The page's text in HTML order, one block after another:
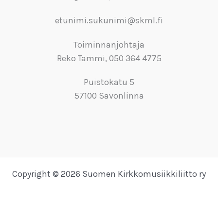
etunimi.sukunimi@skml.fi
Toiminnanjohtaja
Reko Tammi, 050 364 4775
Puistokatu 5
57100 Savonlinna
Copyright © 2026 Suomen Kirkkomusiikkiliitto ry